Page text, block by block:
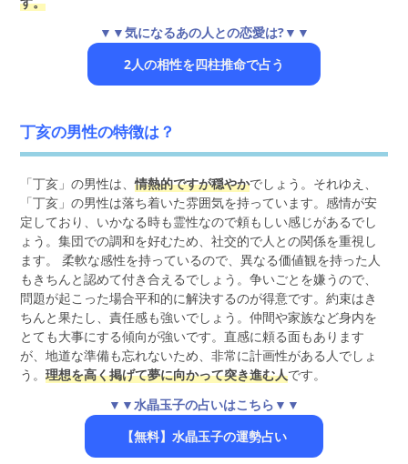
▼▼気になるあの人との恋愛は?▼▼
2人の相性を四柱推命で占う
丁亥の男性の特徴は？
「丁亥」の男性は、情熱的ですが穏やかでしょう。それゆえ、
「丁亥」の男性は落ち着いた雰囲気を持っています。感情が安
定しており、いかなる時も霊性なので頼もしい感じがあるでし
ょう。集団での調和を好むため、社交的で人との関係を重視し
ます。 柔軟な感性を持っているので、異なる価値観を持った人
もきちんと認めて付き合えるでしょう。争いごとを嫌うので、
問題が起こった場合平和的に解決するのが得意です。約束はき
ちんと果たし、責任感も強いでしょう。仲間や家族など身内を
とても大事にする傾向が強いです。直感に頼る面もあります
が、地道な準備も忘れないため、非常に計画性がある人でしょ
う。理想を高く掲げて夢に向かって突き進む人です。
▼▼水晶玉子の占いはこちら▼▼
【無料】水晶玉子の運勢占い